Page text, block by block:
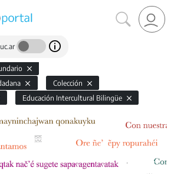
Colección
Educación Intercultural Bilingüe